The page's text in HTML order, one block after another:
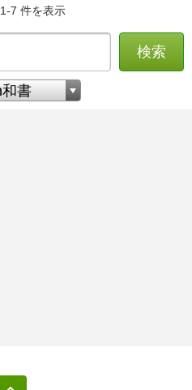
7 件を表示
検索